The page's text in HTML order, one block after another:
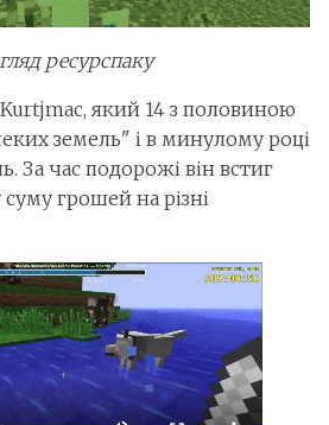
ресурспаку
який 14 з половиною
земель" і в минулому році
За час подорожі він встиг
грошей на різні